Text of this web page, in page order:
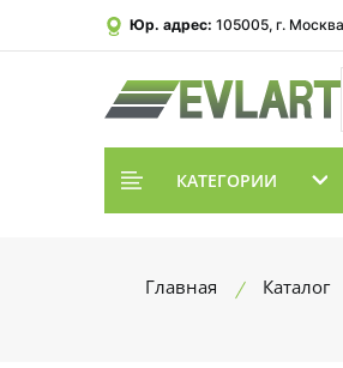
Юр. адрес: 105005, г.
КАТЕГОРИИ
Главная Каталог